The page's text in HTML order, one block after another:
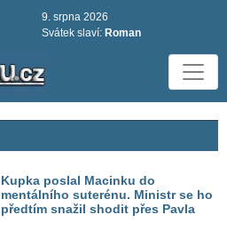
9. srpna 2026
Svátek slaví: Roman
Kupka poslal Macinku do
mentálního suterénu. Ministr se ho
předtím snažil shodit přes Pavla